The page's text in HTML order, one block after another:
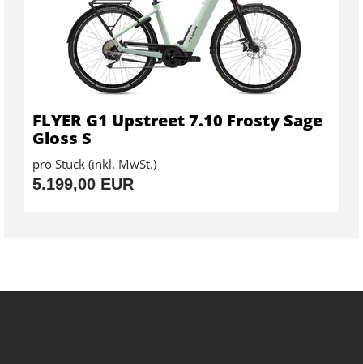
FLYER G1 Upstreet 7.10 Frosty Sage
Gloss S
pro Stück (inkl. MwSt.)
5.199,00 EUR